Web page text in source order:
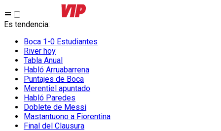
Es tendencia:
Boca 1-0 Estudiantes
River hoy
Tabla Anual
Habló Arruabarrena
Puntajes de Boca
Merentiel apuntado
Habló Paredes
Doblete de Messi
Mastantuono a Fiorentina
Final del Clausura